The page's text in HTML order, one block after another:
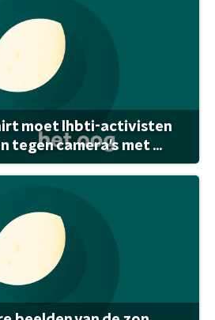
moet lhbti-activisten
tegen camera's met ...